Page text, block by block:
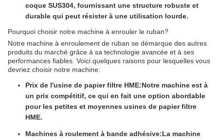
coque SUS304, fournissant une structure robuste et
durable qui peut résister à une utilisation lourde.
Pourquoi choisir notre machine à enrouler le ruban?
Notre machine à enroulement de ruban se démarque des autres
produits du marché grâce à sa technologie avancée et à ses
performances fiables. Voici quelques raisons pour lesquelles vous
devriez choisir notre machine:
Prix de l'usine de papier filtre HME:Notre machine est à
un prix compétitif, ce qui en fait une option abordable
pour les petites et moyennes usines de papier filtre
HME.
Machines à roulement à bande adhésive:La machine